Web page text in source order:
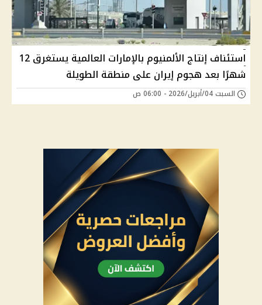
استئناف إنتاج الألمنيوم بالإمارات العالمية يستغرق 12
شهرًا بعد هجوم إيران على منطقة الطويلة
السبت 04/أبريل/2026 - 06:00 ص